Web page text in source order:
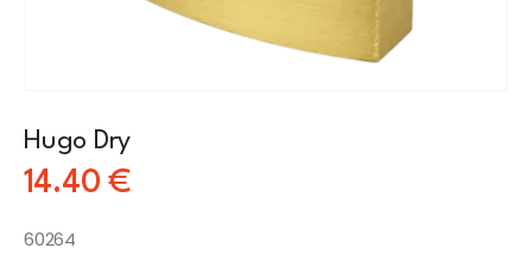
Hugo Dry
14.40€
60264